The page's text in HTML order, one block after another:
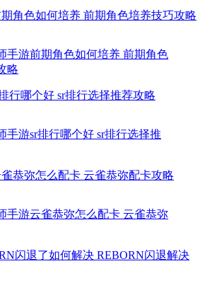
角色如何培养 前期角色培养技巧攻略
行哪个好 sr排行选择推荐攻略
恭弥怎么配卡 云雀恭弥配卡攻略
闪退了如何解决 REBORN闪退解决